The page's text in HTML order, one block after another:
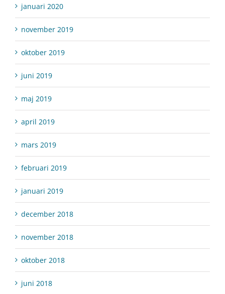
januari 2020
november 2019
oktober 2019
juni 2019
maj 2019
april 2019
mars 2019
februari 2019
januari 2019
december 2018
november 2018
oktober 2018
juni 2018